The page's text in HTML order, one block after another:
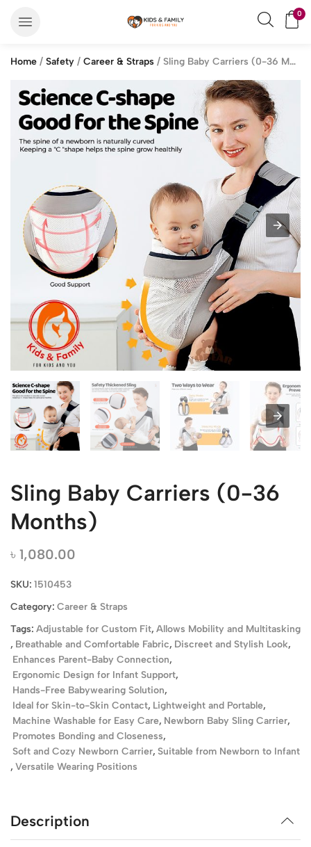
0
Home / Safety / Career & Straps / Sling Baby Carriers (0-36 Months)
Sling Baby Carriers (0-36
Months)
৳ 1,080.00
SKU: 1510453
Category: Career & Straps
Tags: Adjustable for Custom Fit, Allows Mobility and Multitasking
, Breathable and Comfortable Fabric, Discreet and Stylish Look,
Enhances Parent-Baby Connection,
Ergonomic Design for Infant Support,
Hands-Free Babywearing Solution,
Ideal for Skin-to-Skin Contact, Lightweight and Portable,
Machine Washable for Easy Care, Newborn Baby Sling Carrier,
Promotes Bonding and Closeness,
Soft and Cozy Newborn Carrier, Suitable from Newborn to Infant
, Versatile Wearing Positions
Description